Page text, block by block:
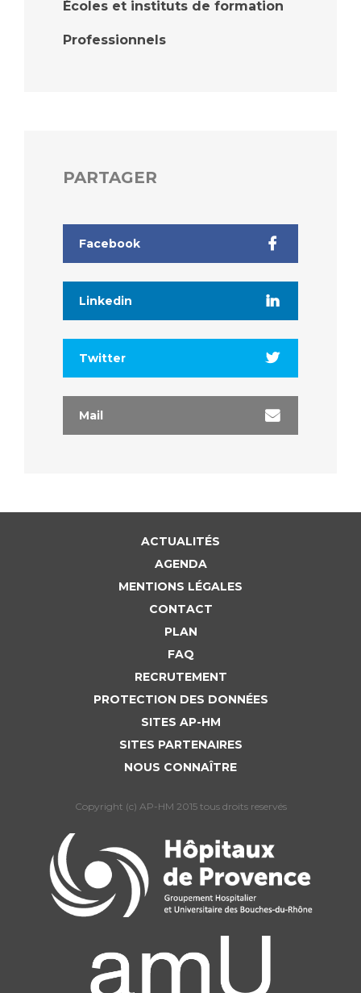
Nos indicateurs qualité et de sécurité des soins
Écoles et instituts de formation
Professionnels
PARTAGER
Facebook
Linkedin
Twitter
Mail
ACTUALITÉS
AGENDA
MENTIONS LÉGALES
CONTACT
PLAN
FAQ
RECRUTEMENT
PROTECTION DES DONNÉES
SITES AP-HM
SITES PARTENAIRES
NOUS CONNAÎTRE
Copyright (c) AP-HM 2015 tous droits reservés